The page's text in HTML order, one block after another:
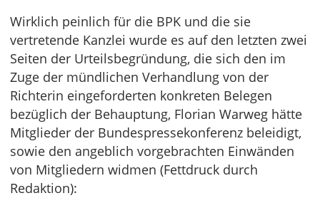
Wirklich peinlich für die BPK und die sie
vertretende Kanzlei wurde es auf den letzten zwei
Seiten der Urteilsbegründung, die sich den im
Zuge der mündlichen Verhandlung von der
Richterin eingeforderten konkreten Belegen
bezüglich der Behauptung, Florian Warweg hätte
Mitglieder der Bundespressekonferenz beleidigt,
sowie den angeblich vorgebrachten Einwänden
von Mitgliedern widmen (Fettdruck durch
Redaktion):